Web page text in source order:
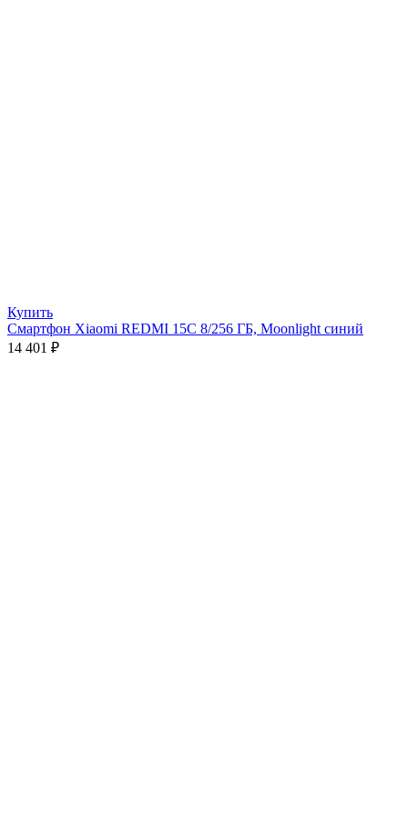
Купить
Смартфон Xiaomi REDMI 15C 8/256 ГБ, Moonlight синий
14 401 ₽